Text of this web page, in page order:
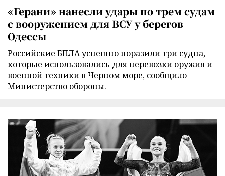
«Герани» нанесли удары по трем судам
с вооружением для ВСУ у берегов
Одессы
Российские БПЛА успешно поразили три судна,
которые использовались для перевозки оружия и
военной техники в Черном море, сообщило
Министерство обороны.